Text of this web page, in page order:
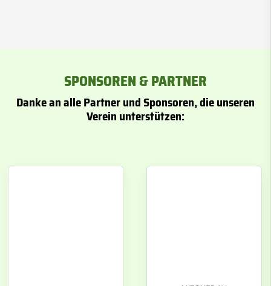
SPONSOREN & PARTNER
Danke an alle Partner und Sponsoren, die unseren
Verein unterstützen: